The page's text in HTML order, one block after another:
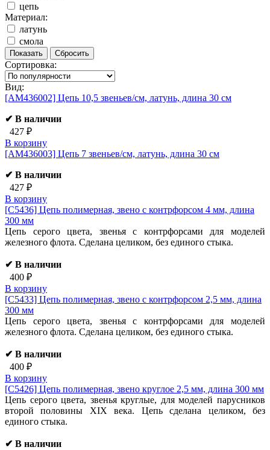
цепь
Материал:
латунь
смола
Сортировка:
Вид:
[AM436002] Цепь 10,5 звеньев/см, латунь, длина 30 см
✔ В наличии
427 ₽
В корзину
[AM436003] Цепь 7 звеньев/см, латунь, длина 30 см
✔ В наличии
427 ₽
В корзину
[C5436] Цепь полимерная, звено с контрфорсом 4 мм, длина
300 мм
Цепь серого цвета, звенья с контрфорсами для моделей
железного флота. Сделана целиком, без единого стыка.
✔ В наличии
400 ₽
В корзину
[C5433] Цепь полимерная, звено с контрфорсом 2,5 мм, длина
300 мм
Цепь серого цвета, звенья с контрфорсами для моделей
железного флота. Сделана целиком, без единого стыка.
✔ В наличии
400 ₽
В корзину
[C5426] Цепь полимерная, звено круглое 2,5 мм, длина 300 мм
Цепь серого цвета, звенья круглые, для моделей парусников
второй половины XIX века. Цепь сделана целиком, без
единого стыка.
✔ В наличии